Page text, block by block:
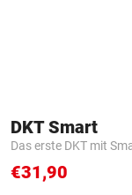
DKT Smart
Das erste DKT mit
€31,90